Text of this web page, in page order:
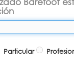
Particular
PP CON